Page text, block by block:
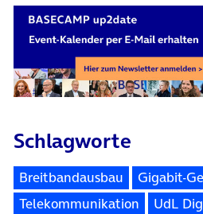
Schlagworte
Breitbandausbau Gigabit-
Telekommunikation
UdL